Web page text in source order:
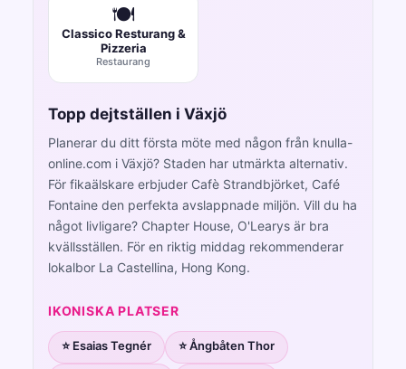
🍽️
Classico Resturang &
Pizzeria
Restaurang
Topp dejtställen i Växjö
Planerar du ditt första möte med någon från knulla-
online.com i Växjö? Staden har utmärkta alternativ.
För fikaälskare erbjuder Cafè Strandbjörket, Café
Fontaine den perfekta avslappnade miljön. Vill du ha
något livligare? Chapter House, O'Learys är bra
kvällsställen. För en riktig middag rekommenderar
lokalbor La Castellina, Hong Kong.
IKONISKA PLATSER
⭐ Esaias Tegnér ⭐ Ångbåten Thor